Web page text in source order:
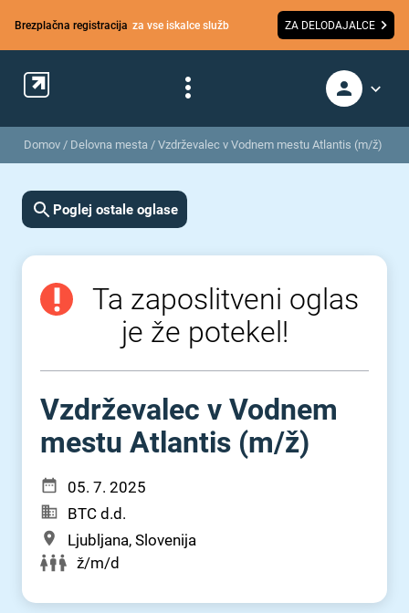
Brezplačna registracija za vse iskalce služb ZA DELODAJALCE
Domov / Delovna mesta / Vzdrževalec v Vodnem mestu Atlantis (m/ž)
Poglej ostale oglase
Ta zaposlitveni oglas
je že potekel!
Vzdrževalec v Vodnem
mestu Atlantis (m⁠/⁠ž)
05. 7. 2025
BTC d.d.
Ljubljana, Slovenija
ž/m/d